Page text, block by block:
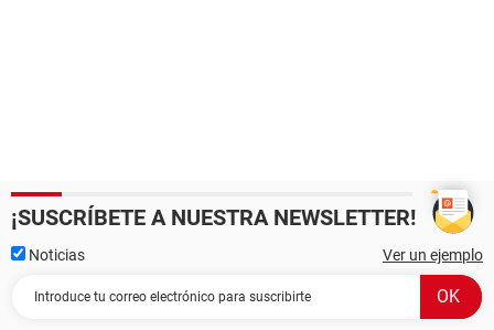
¡SUSCRÍBETE A NUESTRA NEWSLETTER!
Noticias Ver un ejemplo